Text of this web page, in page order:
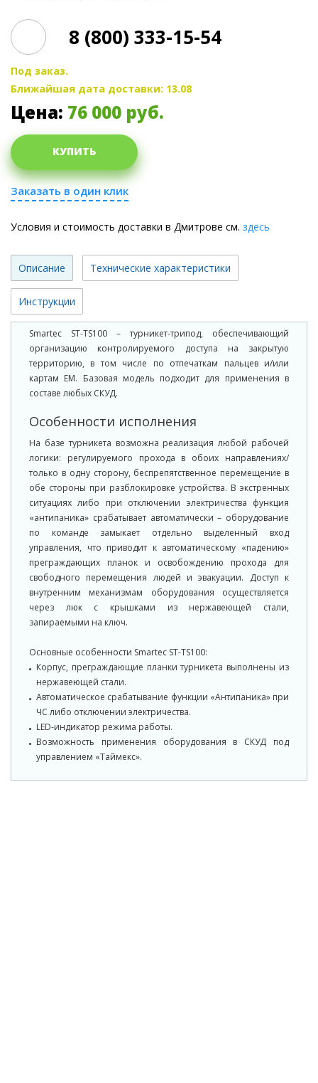
8 (800) 333-15-54
Под заказ.
Ближайшая дата доставки: 13.08
Цена: 76 000 руб.
КУПИТЬ
Заказать в один клик
Условия и стоимость доставки в Дмитрове см. здесь
Описание Технические характеристики
Инструкции
Smartec ST-TS100 – турникет-трипод, обеспечивающий
организацию контролируемого доступа на закрытую
территорию, в том числе по отпечаткам пальцев и/или
картам EM. Базовая модель подходит для применения в
составе любых СКУД.
Особенности исполнения
На базе турникета возможна реализация любой рабочей
логики: регулируемого прохода в обоих направлениях/
только в одну сторону, беспрепятственное перемещение в
обе стороны при разблокировке устройства. В экстренных
ситуациях либо при отключении электричества функция
«антипаника» срабатывает автоматически – оборудование
по команде замыкает отдельно выделенный вход
управления, что приводит к автоматическому «падению»
преграждающих планок и освобождению прохода для
свободного перемещения людей и эвакуации. Доступ к
внутренним механизмам оборудования осуществляется
через люк с крышками из нержавеющей стали,
запираемыми на ключ.
Основные особенности Smartec ST-TS100:
Корпус, преграждающие планки турникета выполнены из
нержавеющей стали.
Автоматическое срабатывание функции «Антипаника» при
ЧС либо отключении электричества.
LED-индикатор режима работы.
Возможность применения оборудования в СКУД под
управлением «Таймекс».